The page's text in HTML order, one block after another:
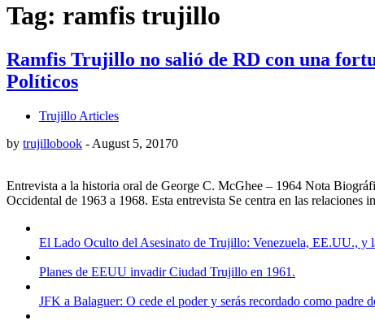
Tag: ramfis trujillo
Ramfis Trujillo no salió de RD con una
Políticos
Trujillo Articles
by trujillobook - August 5, 20170
Entrevista a la historia oral de George C. McGhee – 1964 Nota
Occidental de 1963 a 1968. Esta entrevista Se centra en las
El Lado Oculto del Asesinato de Trujillo: Venezuela, EE.UU., y
Planes de EEUU invadir Ciudad Trujillo en 1961.
JFK a Balaguer: O cede el poder y serás recordado como padre